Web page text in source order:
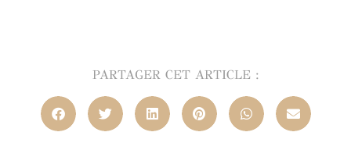
PARTAGER CET ARTICLE :